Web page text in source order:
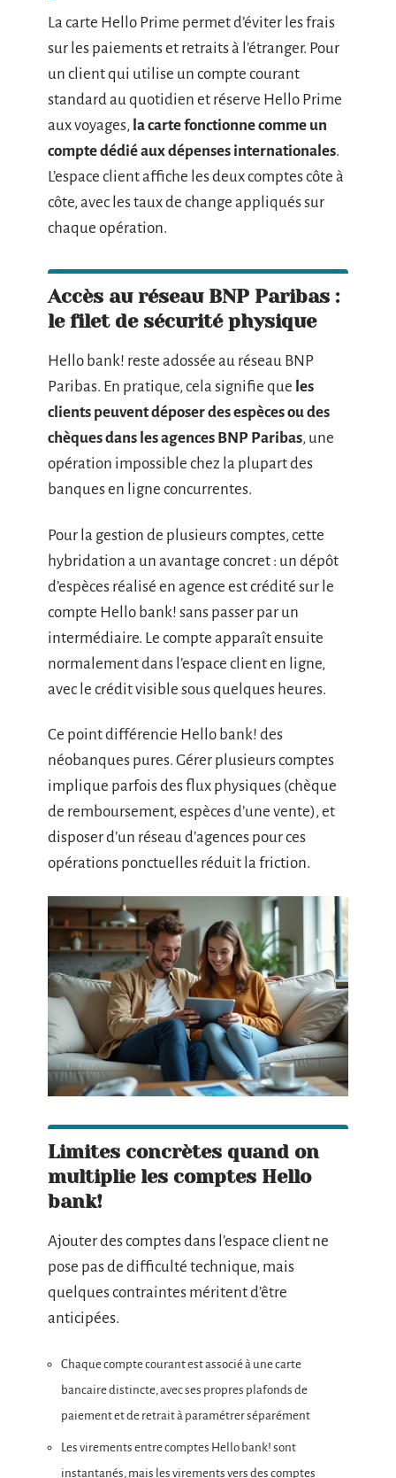
La carte Hello Prime permet d’éviter les frais
sur les paiements et retraits à l’étranger. Pour
un client qui utilise un compte courant
standard au quotidien et réserve Hello Prime
aux voyages, la carte fonctionne comme un
compte dédié aux dépenses internationales.
L’espace client affiche les deux comptes côte à
côte, avec les taux de change appliqués sur
chaque opération.
Accès au réseau BNP Paribas :
le filet de sécurité physique
Hello bank! reste adossée au réseau BNP
Paribas. En pratique, cela signifie que les
clients peuvent déposer des espèces ou des
chèques dans les agences BNP Paribas, une
opération impossible chez la plupart des
banques en ligne concurrentes.
Pour la gestion de plusieurs comptes, cette
hybridation a un avantage concret : un dépôt
d’espèces réalisé en agence est crédité sur le
compte Hello bank! sans passer par un
intermédiaire. Le compte apparaît ensuite
normalement dans l’espace client en ligne,
avec le crédit visible sous quelques heures.
Ce point différencie Hello bank! des
néobanques pures. Gérer plusieurs comptes
implique parfois des flux physiques (chèque
de remboursement, espèces d’une vente), et
disposer d’un réseau d’agences pour ces
opérations ponctuelles réduit la friction.
Limites concrètes quand on
multiplie les comptes Hello
bank!
Ajouter des comptes dans l’espace client ne
pose pas de difficulté technique, mais
quelques contraintes méritent d’être
anticipées.
Chaque compte courant est associé à une carte
bancaire distincte, avec ses propres plafonds de
paiement et de retrait à paramétrer séparément
Les virements entre comptes Hello bank! sont
instantanés, mais les virements vers des comptes